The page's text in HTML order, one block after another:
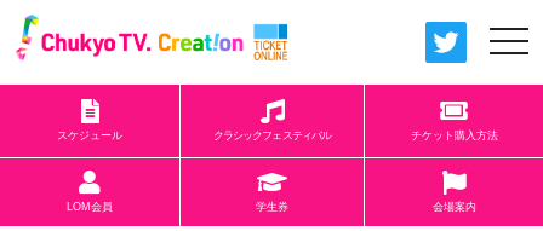
スケジュール クラシックフェスティバル チケット購入方法
LOM会員 学生券 会場案内